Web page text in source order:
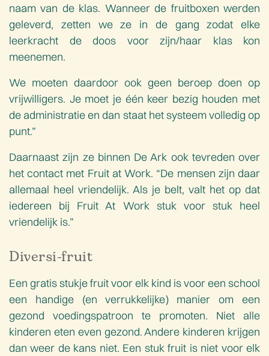
naam van de klas. Wanneer de fruitboxen werden
geleverd, zetten we ze in de gang zodat elke
leerkracht de doos voor zijn/haar klas kon
meenemen.
We moeten daardoor ook geen beroep doen op
vrijwilligers. Je moet je één keer bezig houden met
de administratie en dan staat het systeem volledig op
punt.”
Daarnaast zijn ze binnen De Ark ook tevreden over
het contact met Fruit at Work. “De mensen zijn daar
allemaal heel vriendelijk. Als je belt, valt het op dat
iedereen bij Fruit At Work stuk voor stuk heel
vriendelijk is.”
Diversi-fruit
Een gratis stukje fruit voor elk kind is voor een school
een handige (en verrukkelijke) manier om een
gezond voedingspatroon te promoten. Niet alle
kinderen eten even gezond. Andere kinderen krijgen
dan weer de kans niet. Een stuk fruit is niet voor elk